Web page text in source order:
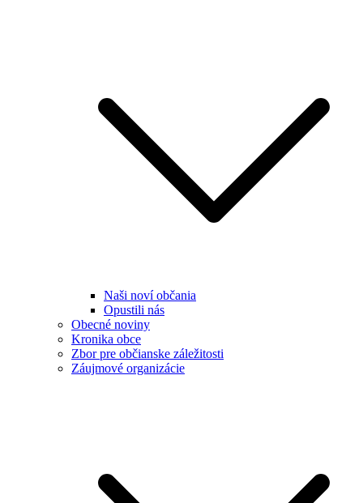
Naši noví občania
Opustili nás
Obecné noviny
Kronika obce
Zbor pre občianske záležitosti
Záujmové organizácie